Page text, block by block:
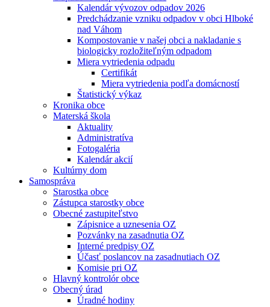
Kalendár vývozov odpadov 2026
Predchádzanie vzniku odpadov v obci Hlboké
nad Váhom
Kompostovanie v našej obci a nakladanie s
biologicky rozložiteľným odpadom
Miera vytriedenia odpadu
Certifikát
Miera vytriedenia podľa domácností
Štatistický výkaz
Kronika obce
Materská škola
Aktuality
Administratíva
Fotogaléria
Kalendár akcií
Kultúrny dom
Samospráva
Starostka obce
Zástupca starostky obce
Obecné zastupiteľstvo
Zápisnice a uznesenia OZ
Pozvánky na zasadnutia OZ
Interné predpisy OZ
Účasť poslancov na zasadnutiach OZ
Komisie pri OZ
Hlavný kontrolór obce
Obecný úrad
Úradné hodiny